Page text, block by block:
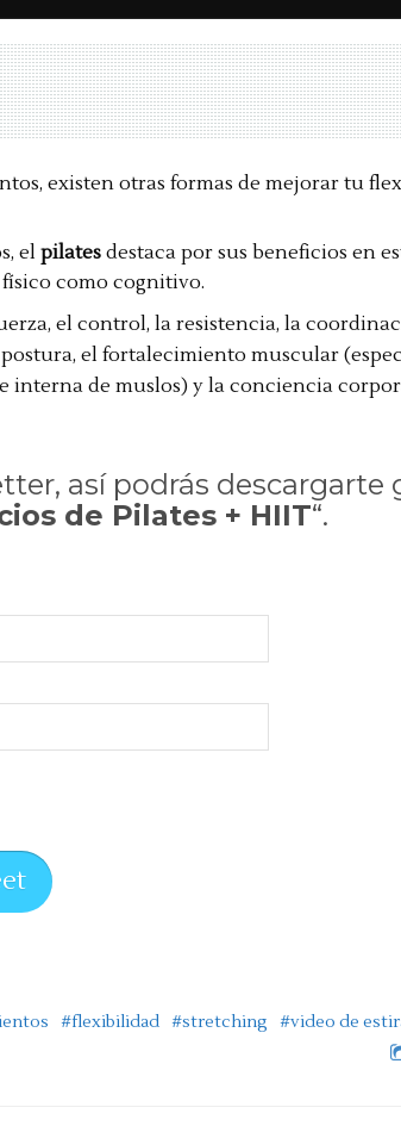
existen otras formas de mejorar tu
el pilates destaca por sus beneficios en
como cognitivo.
el control, la resistencia, la
el fortalecimiento muscular
interna de muslos) y la conciencia
, así podrás descargarte
de Pilates + HIIT“.
#flexibilidad #stretching
#video de